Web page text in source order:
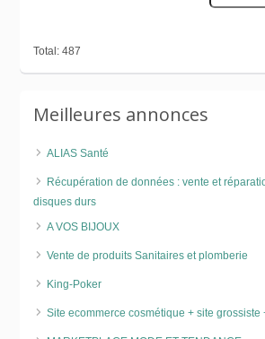
Total: 487
Meilleures annonces
ALIAS Santé
Récupération de données : vente et
disques durs
A VOS BIJOUX
Vente de produits Sanitaires et plomberie
King-Poker
Site ecommerce cosmétique + site grossiste